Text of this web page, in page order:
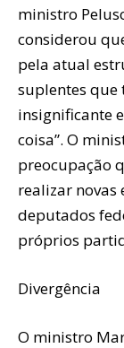
ministro
considerou
pela atual
suplentes que
insignificante
coisa”. O
preocupação
realizar novas
deputados
próprios
Divergência
O ministro